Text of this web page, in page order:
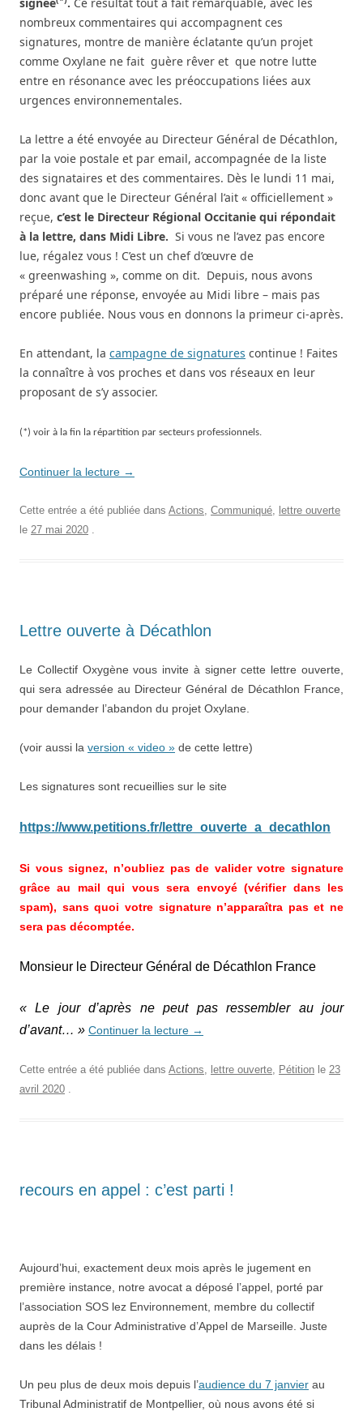
nombreux commentaires qui accompagnent ces
signatures, montre de manière éclatante qu’un projet
comme Oxylane ne fait guère rêver et que notre lutte
entre en résonance avec les préoccupations liées aux
urgences environnementales.
La lettre a été envoyée au Directeur Général de Décathlon,
par la voie postale et par email, accompagnée de la liste
des signataires et des commentaires. Dès le lundi 11 mai,
donc avant que le Directeur Général l’ait « officiellement »
reçue, c’est le Directeur Régional Occitanie qui répondait
à la lettre, dans Midi Libre. Si vous ne l’avez pas encore
lue, régalez vous ! C’est un chefd’œuvre de
« greenwashing », comme on dit. Depuis, nous avons
préparé une réponse, envoyée au Midi libre – mais pas
encore publiée. Nous vous en donnons la primeur ci-après.
En attendant, la campagne de signatures continue ! Faites
la connaître à vos proches et dans vos réseaux en leur
proposant de s’y associer.
(*) voir à la fin la répartition par secteurs professionnels.
Continuer la lecture →
Cette entrée a été publiée dans Actions, Communiqué, lettre ouverte
le 27 mai 2020 .
Lettre ouverte à Décathlon
Le Collectif Oxygène vous invite à signer cette lettre ouverte,
qui sera adressée au Directeur Général de Décathlon France,
pour demander l’abandon du projet Oxylane.
(voir aussi la version « video » de cette lettre)
Les signatures sont recueillies sur le site
https://www.petitions.fr/lettre_ouverte_a_decathlon
Si vous signez, n’oubliez pas de valider votre signature
grâce au mail qui vous sera envoyé (vérifier dans les
spam), sans quoi votre signature n’apparaîtra pas et ne
sera pas décomptée.
Monsieur le Directeur Général de Décathlon France
« Le jour d’après ne peut pas ressembler au jour
d’avant… » Continuer la lecture →
Cette entrée a été publiée dans Actions, lettre ouverte, Pétition le 23
avril 2020 .
recours en appel : c’est parti !
Aujourd’hui, exactement deux mois après le jugement en
première instance, notre avocat a déposé l’appel, porté par
l’association SOS lez Environnement, membre du collectif
auprès de la Cour Administrative d’Appel de Marseille. Juste
dans les délais !
Un peu plus de deux mois depuis l’audience du 7 janvier au
Tribunal Administratif de Montpellier, où nous avons été si